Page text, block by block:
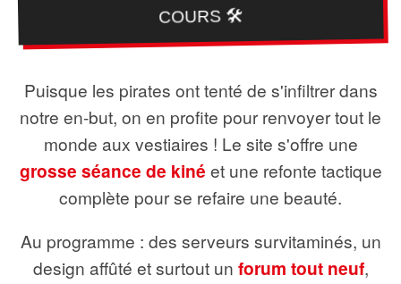
COURS 🛠️
Puisque les pirates ont tenté de s'infiltrer dans
notre en-but, on en profite pour renvoyer tout le
monde aux vestiaires ! Le site s'offre une
grosse séance de kiné et une refonte tactique
complète pour se refaire une beauté.
Au programme : des serveurs survitaminés, un
design affûté et surtout un forum tout neuf,